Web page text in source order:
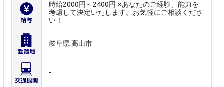
時給2000円～2400円 ※あなたのご経験、能力を
考慮して決定いたします。お気軽にご相談くださ
い！
岐阜県 高山市
-